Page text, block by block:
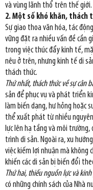
và vùng lãnh thổ trên thế giới.
2. Một số khó khăn, thách
Sự giao thoa văn hóa, tác
vững đặt ra nhiều vấn đề cần
trong việc thúc đẩy kinh tế,
nêu ở trên, nhưng kinh tế di
thách thức.
Thứ nhất, thách thức về sự cân
sản để phục vụ và phát triển
làm biến dạng, hư hỏng hoặc
thể xuất phát từ nhiều
lực lên hạ tầng và môi trường,
trình di sản. Ngoài ra, xu
việc kiếm lợi nhuận mà không
khiến các di sản bị biến đổi
Thứ hai, thiếu nguồn lực và
có những chính sách của Nhà